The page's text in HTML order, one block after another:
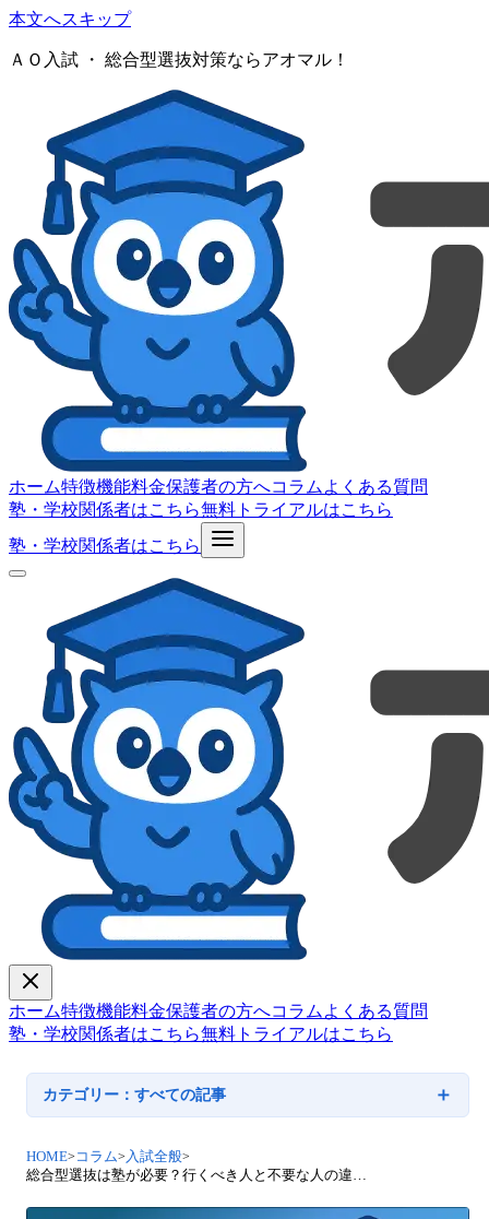
本文へスキップ
ＡＯ入試 ・ 総合型選抜対策ならアオマル！
ホーム特徴機能料金保護者の方へコラム よくある質問
塾・学校関係者はこちら無料トライアルはこちら
塾・学校関係者はこちら
ホーム特徴機能料金保護者の方へコラム よくある質問
塾・学校関係者はこちら無料トライアルはこちら
カテゴリー： すべての記事 ＋
HOME> コラム> 入試全般>
総合型選抜は塾が必要？行くべき人と不要な人の違いを解説【費用・対策法】